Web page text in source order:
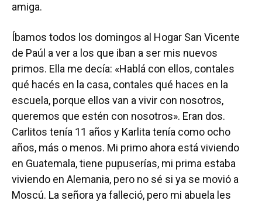
amiga.
Íbamos todos los domingos al Hogar San Vicente
de Paúl a ver a los que iban a ser mis nuevos
primos. Ella me decía: «Hablá con ellos, contales
qué hacés en la casa, contales qué haces en la
escuela, porque ellos van a vivir con nosotros,
queremos que estén con nosotros». Eran dos.
Carlitos tenía 11 años y Karlita tenía como ocho
años, más o menos. Mi primo ahora está viviendo
en Guatemala, tiene pupuserías, mi prima estaba
viviendo en Alemania, pero no sé si ya se movió a
Moscú. La señora ya falleció, pero mi abuela les